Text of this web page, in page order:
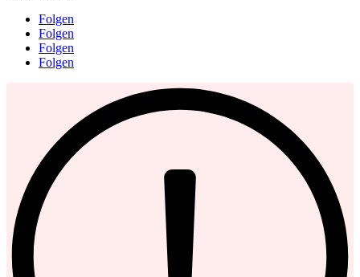
Folgen
Folgen
Folgen
Folgen